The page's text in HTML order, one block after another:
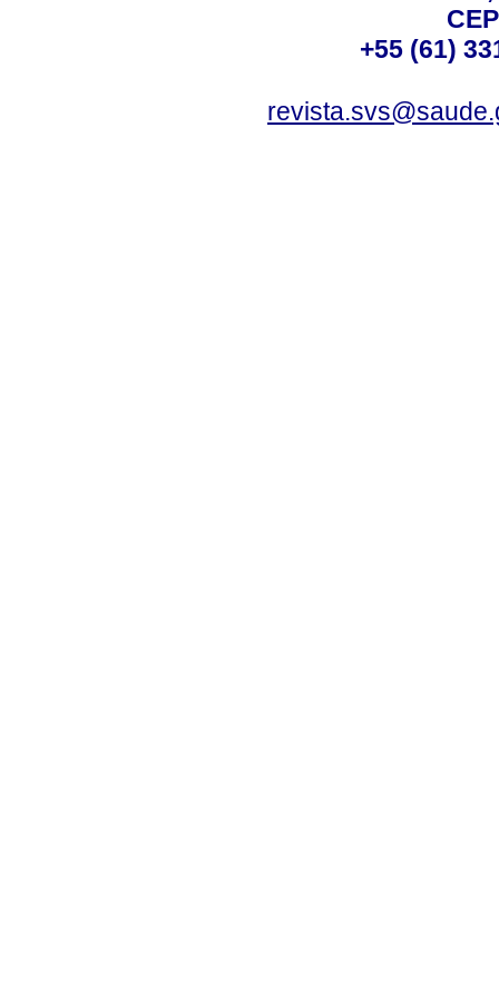
+55 (61)